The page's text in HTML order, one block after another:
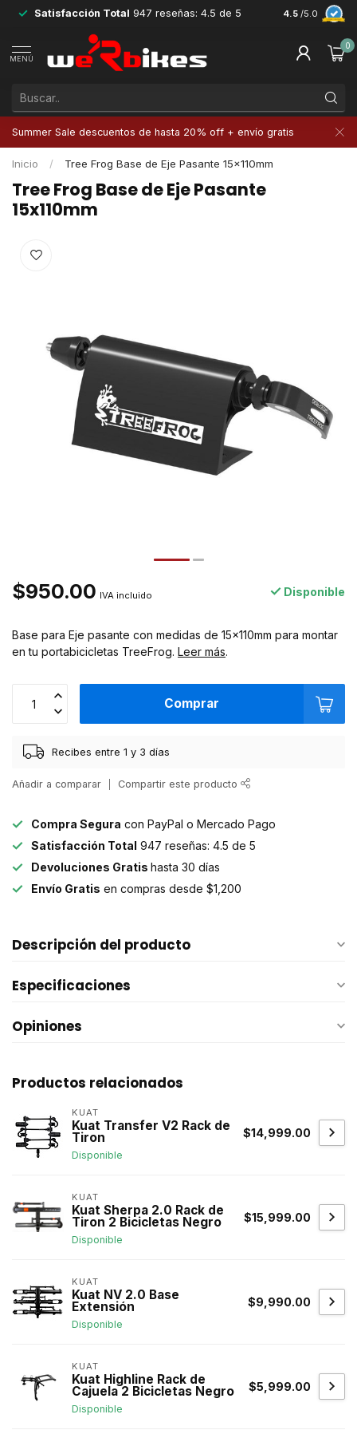
Satisfacción Total 947 reseñas: 4.5 de 5 4.5 /5.0
MENÚ
0
Summer Sale descuentos de hasta 20% off + envío gratis
Inicio / Tree Frog Base de Eje Pasante 15x110mm
Tree Frog Base de Eje Pasante
15x110mm
$950.00 IVA incluido Disponible
Base para Eje pasante con medidas de 15x110mm para montar
en tu portabicicletas TreeFrog. Leer más.
Comprar
Recibes entre 1 y 3 días
Añadir a comparar Compartir este producto
Compra Segura con PayPal o Mercado Pago
Satisfacción Total 947 reseñas: 4.5 de 5
Devoluciones Gratis hasta 30 días
Envío Gratis en compras desde $1,200
Descripción del producto
Especificaciones
Opiniones
Productos relacionados
KUAT
Kuat Transfer V2 Rack de
Tiron
Disponible
$14,999.00
KUAT
Kuat Sherpa 2.0 Rack de
Tiron 2 Bicicletas Negro
Disponible
$15,999.00
KUAT
Kuat NV 2.0 Base
Extensión
Disponible
$9,990.00
KUAT
Kuat Highline Rack de
Cajuela 2 Bicicletas Negro
Disponible
$5,999.00